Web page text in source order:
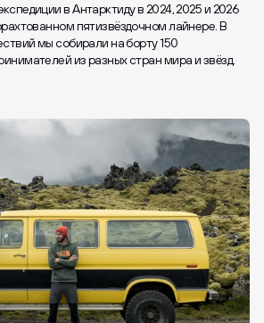
в Антарктиду в 2024, 2025 и 2026
пятизвёздочном лайнере. В
мы собирали на борту 150
из разных стран мира и звёзд.